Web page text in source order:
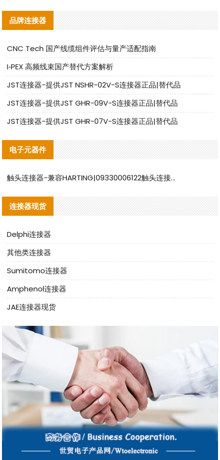
品牌连接器
CNC Tech 国产线缆组件评估与量产适配指南
I‑PEX 高频线束国产替代方案解析
JST连接器-提供JST NSHR-02V-S连接器正品|替代品
JST连接器-提供JST GHR-09V-S连接器正品|替代品
JST连接器-提供JST GHR-07V-S连接器正品|替代品
电子元器件
触头连接器-兼容HARTING|09330006122触头连接器替代品说明
连接器现货
Delphi连接器
其他类连接器
Sumitomo连接器
Amphenol连接器
JAE连接器现货